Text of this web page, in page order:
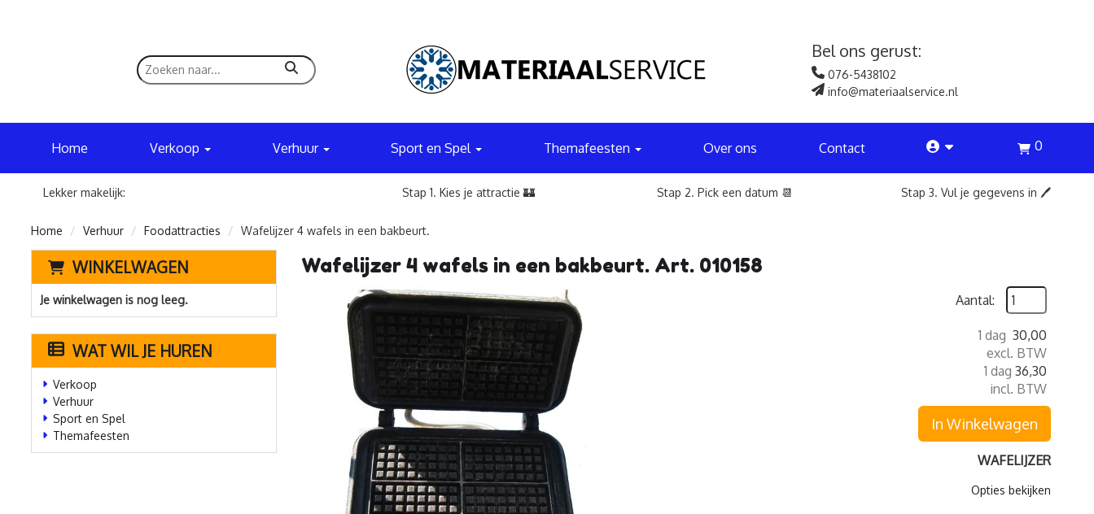
zoeken
Bel ons gerust:
076-5438102
info@materiaalservice.nl
Home Verkoop Verhuur Sport en Spel Themafeesten Over ons Contact account 0
Lekker makelijk: Stap 1. Kies je attractie 🏰 Stap 2. Pick een datum 📆 Stap 3. Vul je gegevens in 🖊️
Home Verhuur Foodattracties Wafelijzer 4 wafels in een bakbeurt.
WINKELWAGEN
Je winkelwagen is nog leeg.
WAT WIL JE HUREN
Verkoop
Verhuur
Sport en Spel
Themafeesten
Wafelijzer 4 wafels in een bakbeurt. Art. 010158
Aantal:
1 dag 30,00
excl. BTW
1 dag 36,30
incl. BTW
In Winkelwagen
WAFELIJZER
Opties bekijken